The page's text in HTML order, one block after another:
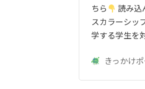
ちら
読み込
スカラーシッ
学する学生を
きっかけ